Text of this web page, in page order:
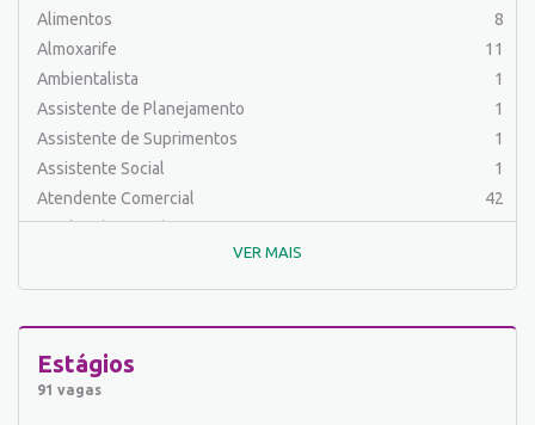
Alimentos
8
Almoxarife
11
Ambientalista
1
Assistente de Planejamento
1
Assistente de Suprimentos
1
Assistente Social
1
Atendente Comercial
42
Auxiliar de Cozinha
7
Auxiliar de Manutenção Predial
3
Auxiliar de Produção
VER MAIS
Estágios
91 vagas